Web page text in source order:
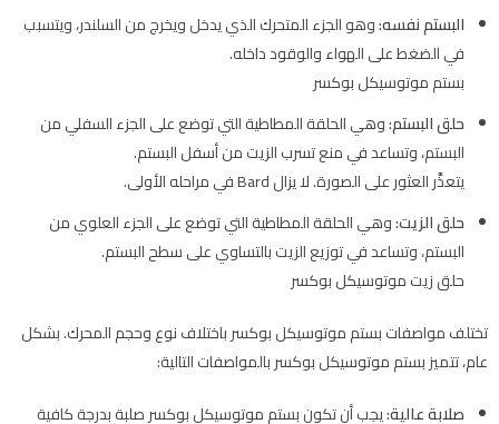
البستم نفسه:وهو الجزء المتحرك الذي يدخل ويخرج من السلندر، ويتسبب
في الضغط على الهواء والوقود داخله.
بستم موتوسيكل بوكسر
حلق البستم:وهي الحلقة المطاطية التي توضع على الجزء السفلي من
البستم، وتساعد في منع تسرب الزيت من أسفل البستم.
يتعذَّر العثور على الصورة.لا يزال Bard في مراحله الأولى.
حلق الزيت:وهي الحلقة المطاطية التي توضع على الجزء العلوي من
البستم، وتساعد في توزيع الزيت بالتساوي على سطح البستم.
حلق زيت موتوسيكل بوكسر
تختلف مواصفات بستم موتوسيكل بوكسر باختلاف نوع وحجم المحرك. بشكل
عام، تتميز بستم موتوسيكل بوكسر بالمواصفات التالية:
صلابة عالية:يجب أن تكون بستم موتوسيكل بوكسر صلبة بدرجة كافية